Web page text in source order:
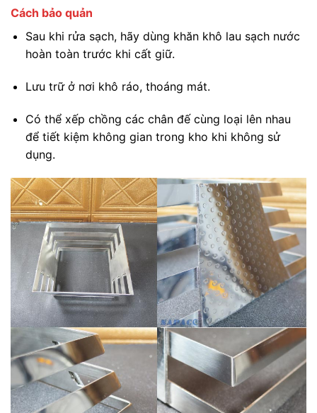
Cách bảo quản
Sau khi rửa sạch, hãy dùng khăn khô lau sạch nước
hoàn toàn trước khi cất giữ.
Lưu trữ ở nơi khô ráo, thoáng mát.
Có thể xếp chồng các chân đế cùng loại lên nhau
để tiết kiệm không gian trong kho khi không sử
dụng.